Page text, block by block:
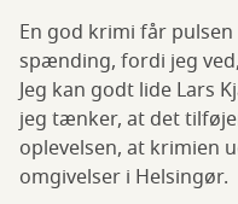
En god krimi får
spænding, fordi jeg
Jeg kan godt lide Lars
jeg tænker, at det
oplevelsen, at krimien
omgivelser i Helsingør.